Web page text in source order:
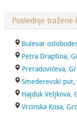
Poslednje tražene
Bulevar
Petra Drapšina,
Preradovićeva,
Smederevski put,
Hajduk Veljkova,
Vrcinska Kosa,